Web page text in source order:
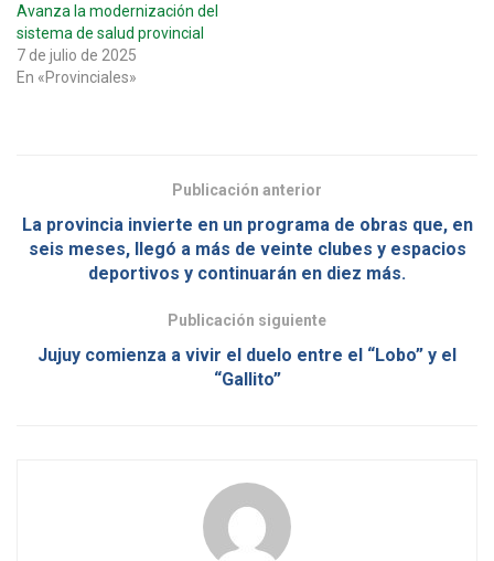
Avanza la modernización del
sistema de salud provincial
7 de julio de 2025
En «Provinciales»
Publicación anterior
La provincia invierte en un programa de obras que, en
seis meses, llegó a más de veinte clubes y espacios
deportivos y continuarán en diez más.
Publicación siguiente
Jujuy comienza a vivir el duelo entre el “Lobo” y el
“Gallito”